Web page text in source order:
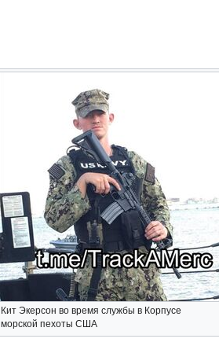
Кит Экерсон во время службы в Корпусе
морской пехоты США